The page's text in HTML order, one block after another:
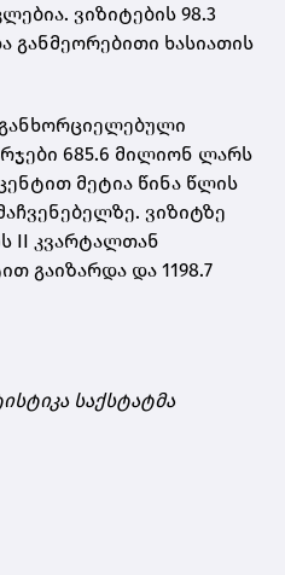
ვიზიტების 98.3
განმეორებითი ხასიათის
685.6 მილიონ ლარს
მეტია წინა წლის
ვიზიტზე
II კვარტალთან
გაიზარდა და 1198.7
საქსტატმა